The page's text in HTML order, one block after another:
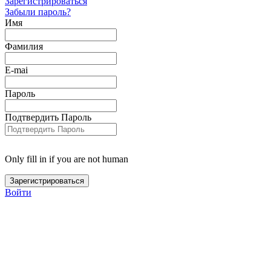
Забыли пароль?
Имя
Фамилия
E-mai
Пароль
Подтвердить Пароль
Only fill in if you are not human
Войти